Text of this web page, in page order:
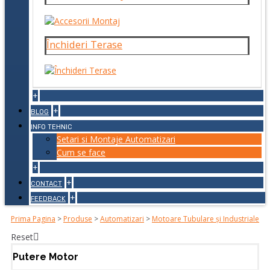
Închideri Terase
+
BLOG +
INFO TEHNIC
Setari si Montaje Automatizari
Cum se face
+
CONTACT +
FEEDBACK +
Prima Pagina > Produse >Automatizari > Motoare Tubulare și Industriale
Reset
Putere Motor